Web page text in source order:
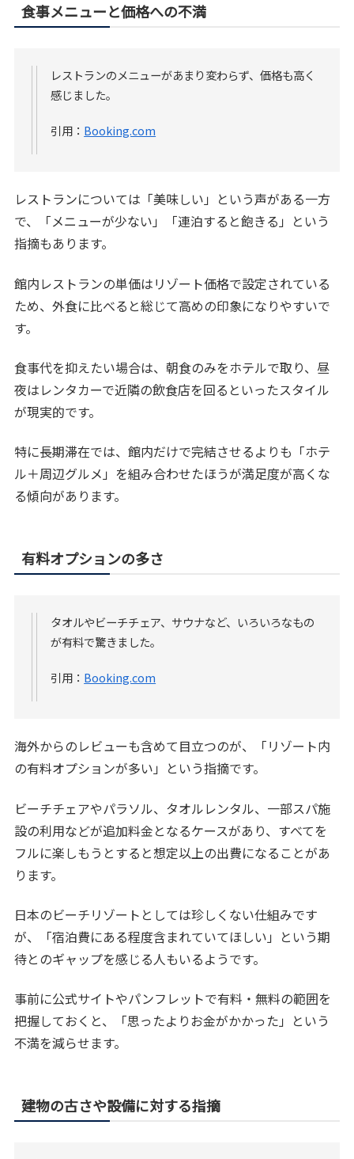
食事メニューと価格への不満
レストランのメニューがあまり変わらず、価格も高く
感じました。
引用： Booking.com
レストランについては「美味しい」という声がある一方
で、「メニューが少ない」「連泊すると飽きる」という
指摘もあります。
館内レストランの単価はリゾート価格で設定されている
ため、外食に比べると総じて高めの印象になりやすいで
す。
食事代を抑えたい場合は、朝食のみをホテルで取り、昼
夜はレンタカーで近隣の飲食店を回るといったスタイル
が現実的です。
特に長期滞在では、館内だけで完結させるよりも「ホテ
ル＋周辺グルメ」を組み合わせたほうが満足度が高くな
る傾向があります。
有料オプションの多さ
タオルやビーチチェア、サウナなど、いろいろなもの
が有料で驚きました。
引用： Booking.com
海外からのレビューも含めて目立つのが、「リゾート内
の有料オプションが多い」という指摘です。
ビーチチェアやパラソル、タオルレンタル、一部スパ施
設の利用などが追加料金となるケースがあり、すべてを
フルに楽しもうとすると想定以上の出費になることがあ
ります。
日本のビーチリゾートとしては珍しくない仕組みです
が、「宿泊費にある程度含まれていてほしい」という期
待とのギャップを感じる人もいるようです。
事前に公式サイトやパンフレットで有料・無料の範囲を
把握しておくと、「思ったよりお金がかかった」という
不満を減らせます。
建物の古さや設備に対する指摘